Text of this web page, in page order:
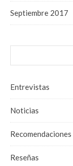
Septiembre 2017
Entrevistas
Noticias
Recomendaciones
Reseñas